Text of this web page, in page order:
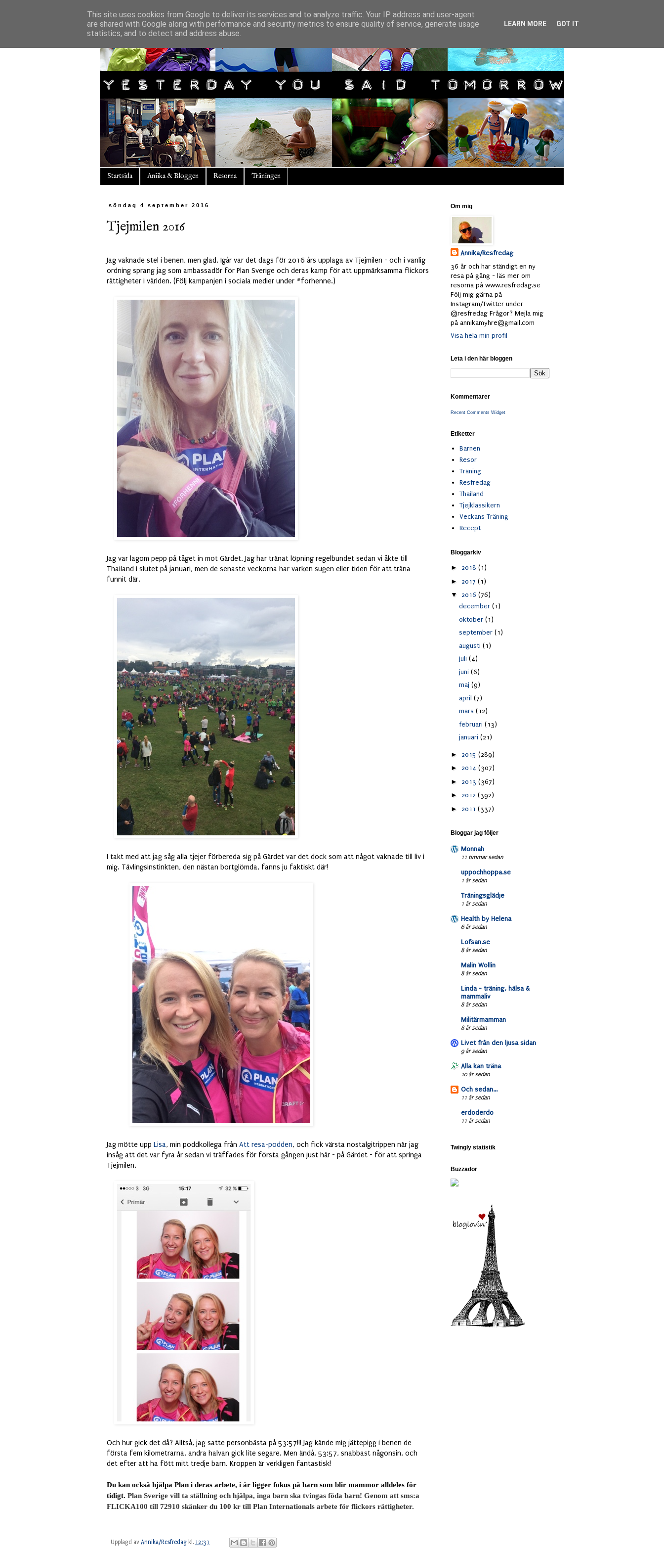
Startsida Aniika & Bloggen Resorna Träningen
söndag 4 september 2016
Tjejmilen 2016
Jag vaknade stel i benen, men glad. Igår var det dags för 2016 års upplaga av Tjejmilen - och i vanlig
ordning sprang jag som ambassadör för Plan Sverige och deras kamp för att uppmärksamma flickors
rättigheter i världen. (Följ kampanjen i sociala medier under #forhenne.)
Jag var lagom pepp på tåget in mot Gärdet. Jag har tränat löpning regelbundet sedan vi åkte till
Thailand i slutet på januari, men de senaste veckorna har varken sugen eller tiden för att träna
funnit där.
I takt med att jag såg alla tjejer förbereda sig på Gärdet var det dock som att något vaknade till liv i
mig. Tävlingsinstinkten, den nästan bortglömda, fanns ju faktiskt där!
Jag mötte upp Lisa, min poddkollega från Att resa-podden, och fick värsta nostalgitrippen när jag
insåg att det var fyra år sedan vi träffades för första gången just här - på Gärdet - för att springa
Tjejmilen.
Och hur gick det då? Alltså, jag satte personbästa på 53:57!!! Jag kände mig jättepigg i benen de
första fem kilometrarna, andra halvan gick lite segare. Men ändå. 53:57, snabbast någonsin, och
det efter att ha fött mitt tredje barn. Kroppen är verkligen fantastisk!
Du kan också hjälpa Plan i deras arbete, i år ligger fokus på barn som blir mammor alldeles för
tidigt. Plan Sverige vill ta ställning och hjälpa, inga barn ska tvingas föda barn! Genom att sms:a
FLICKA100 till 72910 skänker du 100 kr till Plan Internationals arbete för flickors rättigheter.
Upplagd av Annika/Resfredag kl. 12:31
Om mig
Annika/Resfredag
36 år och har ständigt en ny
resa på gång - läs mer om
resorna på www.resfredag.se
Följ mig gärna på
Instagram/Twitter under
@resfredag Frågor? Mejla mig
på annikamyhre@gmail.com
Visa hela min profil
Leta i den här bloggen
Kommentarer
Recent Comments Widget
Etiketter
Barnen
Resor
Träning
Resfredag
Thailand
Tjejklassikern
Veckans Träning
Recept
Bloggarkiv
► 2018 (1)
► 2017 (1)
▼ 2016 (76)
december (1)
oktober (1)
september (1)
augusti (1)
juli (4)
juni (6)
maj (9)
april (7)
mars (12)
februari (13)
januari (21)
► 2015 (289)
► 2014 (307)
► 2013 (367)
► 2012 (392)
► 2011 (337)
Bloggar jag följer
Monnah
11 timmar sedan
uppochhoppa.se
1 år sedan
Träningsglädje
1 år sedan
Health by Helena
6 år sedan
Lofsan.se
8 år sedan
Malin Wollin
8 år sedan
Linda - träning, hälsa &
mammaliv
8 år sedan
Militärmamman
8 år sedan
Livet från den ljusa sidan
9 år sedan
Alla kan träna
10 år sedan
Och sedan...
11 år sedan
erdoderdo
11 år sedan
Twingly statistik
Buzzador
This site uses cookies from Google to deliver its services and to analyze traffic. Your IP address and user-agent
are shared with Google along with performance and security metrics to ensure quality of service, generate usage
statistics, and to detect and address abuse.
LEARN MORE GOT IT